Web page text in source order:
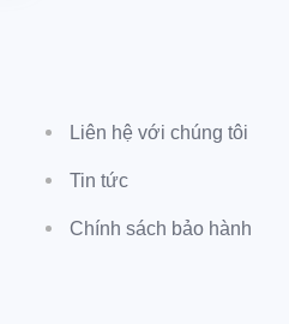
Liên hệ với chúng tôi
Tin tức
Chính sách bảo hành